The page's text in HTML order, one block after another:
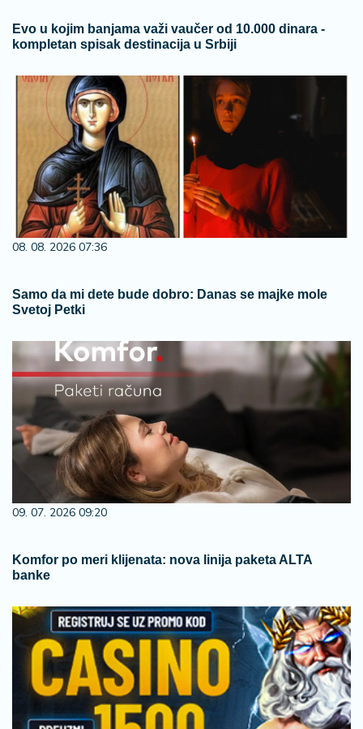
Evo u kojim banjama važi vaučer od 10.000 dinara -
kompletan spisak destinacija u Srbiji
08. 08. 2026 07:36
Samo da mi dete bude dobro: Danas se majke mole
Svetoj Petki
09. 07. 2026 09:20
Komfor po meri klijenata: nova linija paketa ALTA
banke